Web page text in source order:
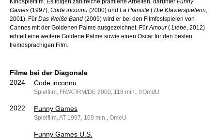
Kinospielfilm. Es folgen zahlreiche prämierte Arbeiten, darunter Funny
Games (1997), Code inconnu (2000) und La Pianiste ( Die Klavierspielerin,
2001). Für Das Weiße Band (2009) wird er bei den Filmfestspielen von
Cannes mit der Goldenen Palme ausgezeichnet. FürAmour( Liebe, 2012)
erhielt eine weitere Goldene Palme sowie einen Oscar für den besten
fremdsprachigen Film.
Filme bei der Diagonale
2024
Code inconnu
Spielfilm, FR/AT/RM/DE 2000, 118 min., frOmdU
2022 Funny Games
Spielfilm, AT 1997, 109 min., OmeU
Funny Games U.S.